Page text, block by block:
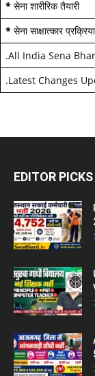
* सेना शारीरिक तैयारी
* सेना साक्षात्कार प्रक्रिया
.All India Sena
.Latest Changes
EDITOR PICKS